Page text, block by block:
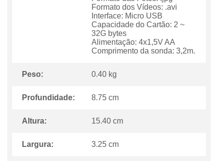
Formato dos Vídeos: .avi
Interface: Micro USB
Capacidade do Cartão: 2 ~
32G bytes
Alimentação: 4x1,5V AA
Comprimento da sonda: 3,2m.
Peso: 0.40 kg
Profundidade: 8.75 cm
Altura: 15.40 cm
Largura: 3.25 cm